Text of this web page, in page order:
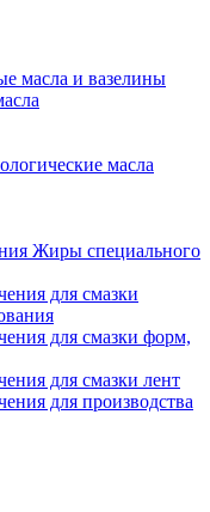
масла и вазелины
масла
Жиры специального
для смазки
для смазки форм,
для смазки лент
для производства